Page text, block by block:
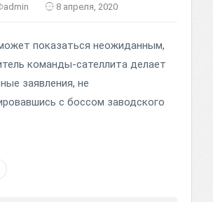
admin 8 апреля, 2020
показаться неожиданным,
команды-сателлита делает
заявления, не
с боссом заводского